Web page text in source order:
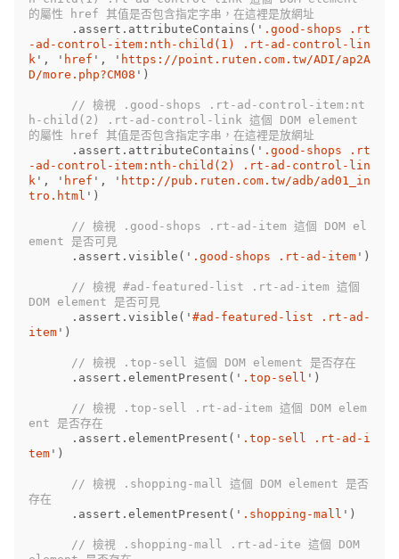
的屬性 href 其值是否包含指定字串，在這裡是放網址
. assert . attributeContains ( ' .good-shops .rt
-ad-control-item:nth-child(1) .rt-ad-control-lin
k ' , ' href ' , ' https://point.ruten.com.tw/ADI/ap2A
D/more.php?CM08 ' )
// 檢視 .good-shops .rt-ad-control-item:nt
h-child(2) .rt-ad-control-link 這個 DOM element
的屬性 href 其值是否包含指定字串，在這裡是放網址
. assert . attributeContains ( ' .good-shops .rt
-ad-control-item:nth-child(2) .rt-ad-control-lin
k ' , ' href ' , ' http://pub.ruten.com.tw/adb/ad01_in
tro.html ' )
// 檢視 .good-shops .rt-ad-item 這個 DOM el
ement 是否可見
. assert . visible ( ' .good-shops .rt-ad-item ' )
// 檢視 #ad-featured-list .rt-ad-item 這個
DOM element 是否可見
. assert . visible ( ' #ad-featured-list .rt-ad-
item ' )
// 檢視 .top-sell 這個 DOM element 是否存在
. assert . elementPresent ( ' .top-sell ' )
// 檢視 .top-sell .rt-ad-item 這個 DOM elem
ent 是否存在
. assert . elementPresent ( ' .top-sell .rt-ad-i
tem ' )
// 檢視 .shopping-mall 這個 DOM element 是否
存在
. assert . elementPresent ( ' .shopping-mall ' )
// 檢視 .shopping-mall .rt-ad-ite 這個 DOM